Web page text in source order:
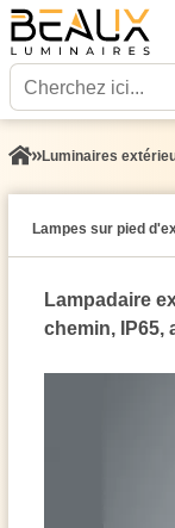
Luminaires
Lampes sur pied
Lampadaire
chemin, IP65,